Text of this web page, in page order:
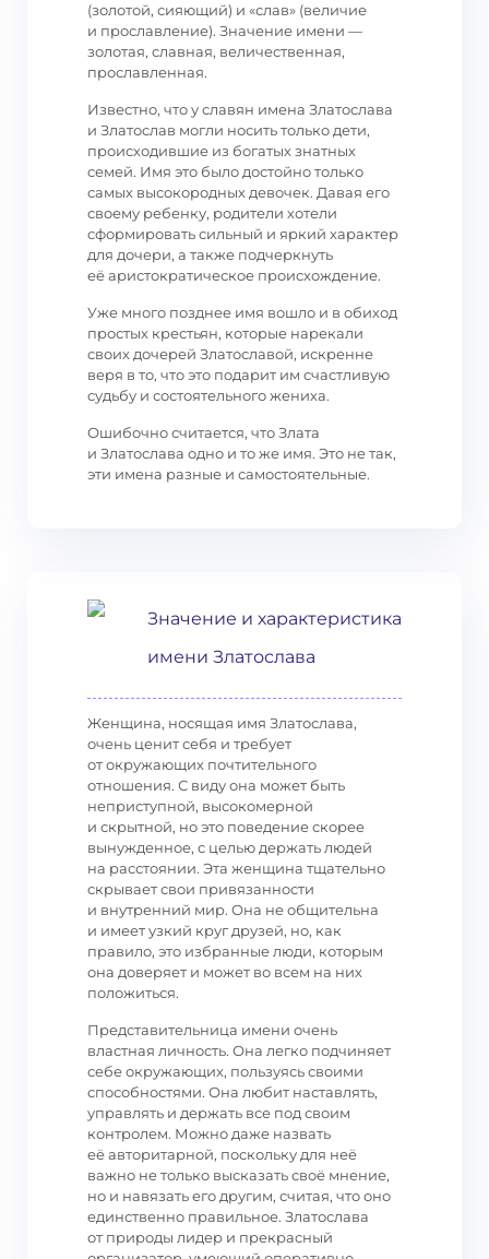
(золотой, сияющий) и «слав» (величие
и прославление). Значение имени —
золотая, славная, величественная,
прославленная.
Известно, что у славян имена Златослава
и Златослав могли носить только дети,
происходившие из богатых знатных
семей. Имя это было достойно только
самых высокородных девочек. Давая его
своему ребенку, родители хотели
сформировать сильный и яркий характер
для дочери, а также подчеркнуть
её аристократическое происхождение.
Уже много позднее имя вошло и в обиход
простых крестьян, которые нарекали
своих дочерей Златославой, искренне
веря в то, что это подарит им счастливую
судьбу и состоятельного жениха.
Ошибочно считается, что Злата
и Златослава одно и то же имя. Это не так,
эти имена разные и самостоятельные.
Значение и характеристика
имени Златослава
Женщина, носящая имя Златослава,
очень ценит себя и требует
от окружающих почтительного
отношения. С виду она может быть
неприступной, высокомерной
и скрытной, но это поведение скорее
вынужденное, с целью держать людей
на расстоянии. Эта женщина тщательно
скрывает свои привязанности
и внутренний мир. Она не общительна
и имеет узкий круг друзей, но, как
правило, это избранные люди, которым
она доверяет и может во всем на них
положиться.
Представительница имени очень
властная личность. Она легко подчиняет
себе окружающих, пользуясь своими
способностями. Она любит наставлять,
управлять и держать все под своим
контролем. Можно даже назвать
её авторитарной, поскольку для неё
важно не только высказать своё мнение,
но и навязать его другим, считая, что оно
единственно правильное. Златослава
от природы лидер и прекрасный